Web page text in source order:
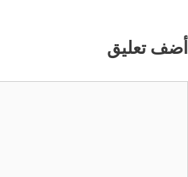
أضف تعليق